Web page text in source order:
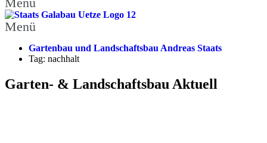
Menü
Gartenbau und Landschaftsbau Andreas Staats
Tag: nachhalt
Garten- & Landschaftsbau Aktuell